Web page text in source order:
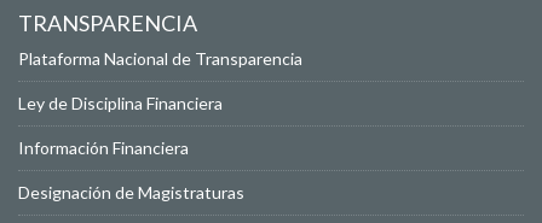
TRANSPARENCIA
Plataforma Nacional de Transparencia
Ley de Disciplina Financiera
Información Financiera
Designación de Magistraturas